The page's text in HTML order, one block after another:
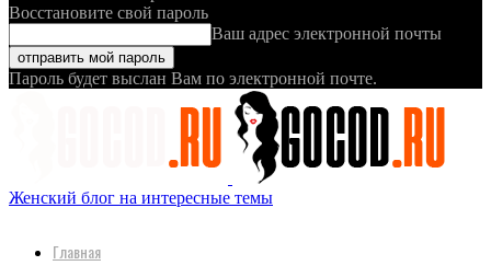
Восстановите свой пароль
Ваш адрес электронной почты
Пароль будет выслан Вам по электронной почте.
Женский блог на интересные темы
Главная